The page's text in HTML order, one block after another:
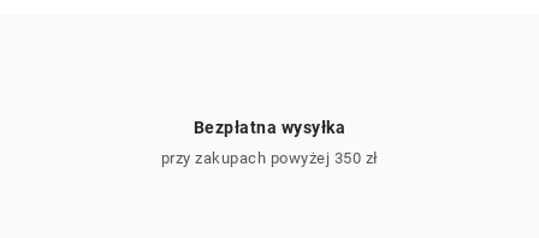
Bezpłatna wysyłka
przy zakupach powyżej 350 zł